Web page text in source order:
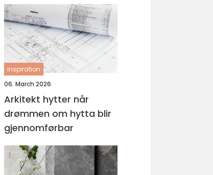
inspiration
06. March 2026
Arkitekt hytter når
drømmen om hytta blir
gjennomførbar